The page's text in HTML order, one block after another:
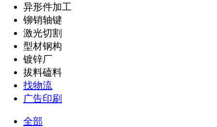
异形件加工
铆销轴键
激光切割
型材钢构
镀锌厂
拔料磕料
找物流
广告印刷
全部